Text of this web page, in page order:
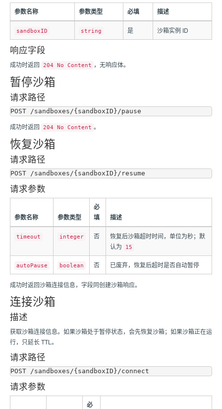
参数名称 参数类型 必填 描述
sandboxID string 是 沙箱实例 ID
响应字段
成功时返回 204 No Content ，无响应体。
暂停沙箱
请求路径
成功时返回 204 No Content 。
恢复沙箱
请求路径
请求参数
参数名称 参数类型
必
填
描述
timeout integer 否
恢复后沙箱超时时间，单位为秒；默
认为
15
autoPause boolean 否 已废弃，恢复后超时是否自动暂停
成功时返回沙箱连接信息，字段同创建沙箱响应。
连接沙箱
描述
获取沙箱连接信息。如果沙箱处于暂停状态，会先恢复沙箱；如果沙箱正在运
行，只延长 TTL。
请求路径
请求参数
必